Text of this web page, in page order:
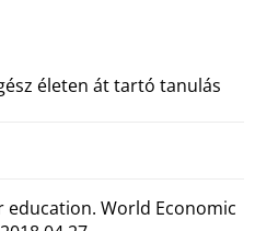
életen át tartó tanulás
education. World Economic